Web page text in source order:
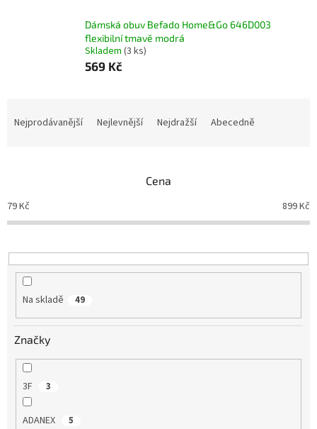
Dámská obuv Befado Home&Go 646D003
flexibilní tmavě modrá
Skladem (3 ks)
569 Kč
p
r
o
u
Nejprodávanější Nejlevnější Nejdražší Abecedně
Cena
79Kč 899Kč
Na skladě 49
Značky
3F 3
ADANEX 5